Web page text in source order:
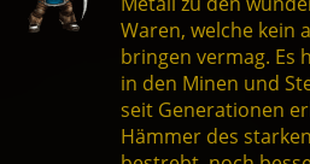
Waren, welche kein
bringen vermag. Es
in den Minen und
seit Generationen
Hämmer des